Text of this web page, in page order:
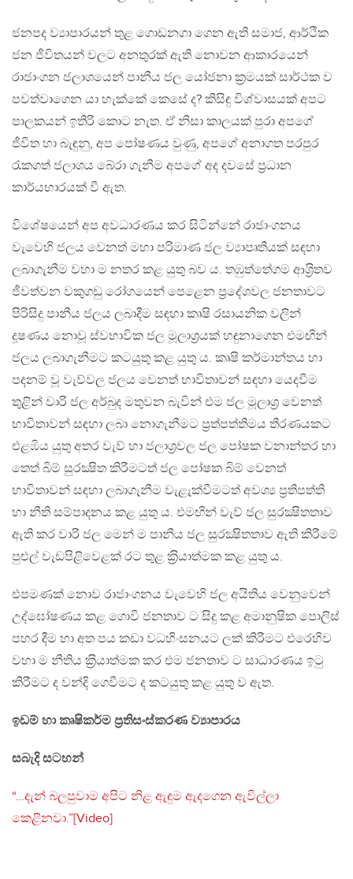
ජනපද ව්‍යාපාරයන් තුළ ගොඩනගා ගෙන ඇති සමාජ, ආර්ථික
ජන ජීවිතයන් වලට අනතුරක් ඇති නොවන ආකාරයෙන්
රාජාංගන ජලාශයෙන් පානීය ජල යෝජනා ක‍්‍රමයක් සාර්ථක ව
පවත්වාගෙන යා හැක්කේ කෙසේ ද? කිසිඳු විශ්වාසයක් අපට
පාලකයන් ඉතිරි කොට නැත. ඒ නිසා කාලයක් පුරා අපගේ
ජීවිත හා බැඳුනු, අප පෝෂණය වුණු, අපගේ අනාගත පරපුර
රැකගත් ජලාශය බේරා ගැනීම අපගේ අද දවසේ ප‍්‍රධාන
කාර්යභාරයක් වී ඇත.
විශේෂයෙන් අප අවධාරණය කර සිටින්නේ රාජාංගනය
වැවෙහි ජලය වෙනත් මහා පරිමාණ ජල ව්‍යාපෘතියක් සඳහා
ලබාගැනීම වහා ම නතර කළ යුතු බව ය. තඹුත්තේගම ආශ‍්‍රිතව
ජීවත්වන වකුගඩු රෝගයෙන් පෙළෙන ප‍්‍රදේශවල ජනතාවට
පිරිසිදු පානීය ජලය ලබාදීම සඳහා කෘෂි රසායනික වලින්
දූෂණය නොවූ ස්වභාවික ජල මූලාශ‍්‍රයක් හඳුනාගෙන එමඟින්
ජලය ලබාගැනීමට කටයුතු කළ යුතු ය. කෘෂි කර්මාන්තය හා
පදනම් වූ වැව්වල ජලය වෙනත් භාවිතාවන් සඳහා යෙදවීම
තුළින් වාරි ජල අර්බුද මතුවන බැවින් එම ජල මූලාශ‍්‍ර වෙනත්
භාවිතාවන් සඳහා ලබා නොගැනීමට ප‍්‍රත්පත්තිමය තීරණයකට
එළඹිය යුතු අතර වැව් හා ජලාශ‍්‍රවල ජල පෝෂක වනාන්තර හා
තෙත් බිම් සුරක්‍ෂිත කිරීමටත් ජල පෝෂක බිම් වෙනත්
භාවිතාවන් සඳහා ලබාගැනීම වැළැක්වීමටත් අවශ්‍ය ප‍්‍රතිපත්ති
හා නීති සම්පාදනය කළ යුතු ය. එමඟින් වැව් ජල සුරක්‍ෂිතතාව
ඇති කර වාරි ජල මෙන් ම පානීය ජල සුරක්‍ෂිතතාව ඇති කිරීමේ
පුළුල් වැඩපිළිවෙළක් රට තුළ ක‍්‍රියාත්මක කළ යුතු ය.
එපමණක් නොව රාජාංගනය වැවෙහි ජල අයිතිය වෙනුවෙන්
උද්ඝෝෂණය කළ ගොවි ජනතාව ට සිදු කළ අමානුෂික පොලිස්
පහර දීම හා අත පය කඩා වධහිංසනයට ලක් කිරීමට එරෙහිව
වහා ම නීතිය ක‍්‍රියාත්මක කර එම ජනතාව ට සාධාරණය ඉටු
කිරීමට ද වන්දි ගෙවීමට ද කටයුතු කළ යුතු ව ඇත.
ඉඩම් හා කෘෂිකර්ම ප‍්‍රතිසංස්කරණ ව්‍යාපාරය
සබැදි සටහන්
“…දැන් බලපුවාම අපිට නිළ ඇඳුම ඇදගෙන ඇවිල්ලා
කෙළිනවා.”[Video]